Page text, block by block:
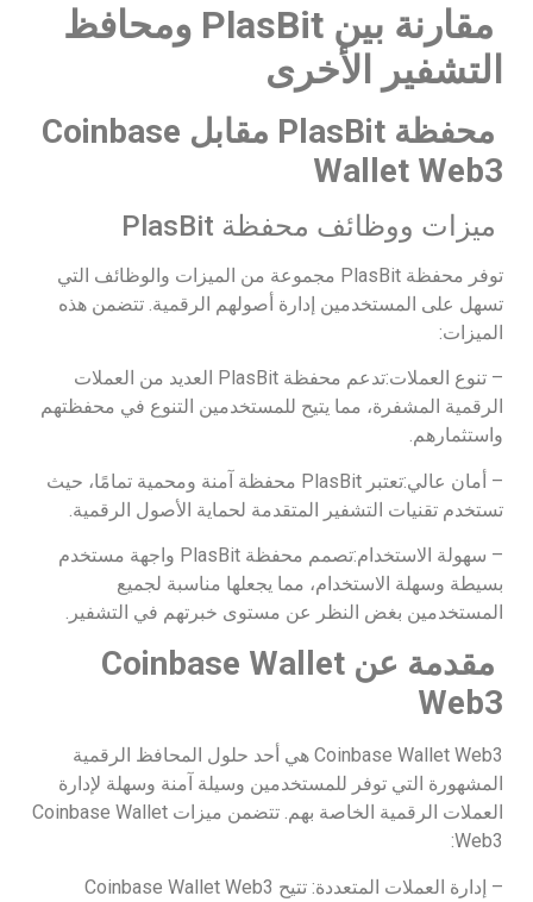
مقارنة بين PlasBit ومحافظ
التشفير الأخرى
محفظة PlasBit مقابل Coinbase
Wallet Web3
ميزات ووظائف محفظة PlasBit
توفر محفظة PlasBit مجموعة من الميزات والوظائف التي
تسهل على المستخدمين إدارة أصولهم الرقمية. تتضمن هذه
الميزات:
– تنوع العملات:تدعم محفظة PlasBit العديد من العملات
الرقمية المشفرة، مما يتيح للمستخدمين التنوع في محفظتهم
واستثمارهم.
– أمان عالي:تعتبر PlasBit محفظة آمنة ومحمية تمامًا، حيث
تستخدم تقنيات التشفير المتقدمة لحماية الأصول الرقمية.
– سهولة الاستخدام:تصمم محفظة PlasBit واجهة مستخدم
بسيطة وسهلة الاستخدام، مما يجعلها مناسبة لجميع
المستخدمين بغض النظر عن مستوى خبرتهم في التشفير.
مقدمة عن Coinbase Wallet
Web3
Coinbase Wallet Web3 هي أحد حلول المحافظ الرقمية
المشهورة التي توفر للمستخدمين وسيلة آمنة وسهلة لإدارة
العملات الرقمية الخاصة بهم. تتضمن ميزات Coinbase Wallet
Web3:
– إدارة العملات المتعددة: تتيح Coinbase Wallet Web3